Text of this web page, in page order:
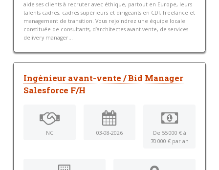
aide ses clients à recruter avec éthique, partout en Europe, leurs
talents cadres, cadres supérieurs et dirigeants en CDI, freelance et
management de transition. Vous rejoindrez une équipe locale
constituée de consultants, d’architectes avant-vente, de services
delivery manager...
Ingénieur avant-vente / Bid Manager
Salesforce F/H
NC 03-08-2026
De 55 000 € à
70 000 € par an